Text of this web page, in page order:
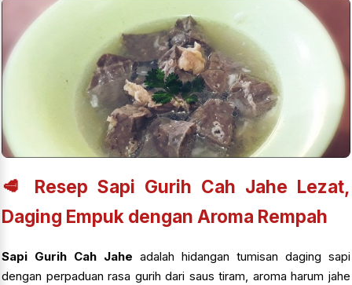
🥩 Resep Sapi Gurih Cah Jahe Lezat,
Daging Empuk dengan Aroma Rempah
Sapi Gurih Cah Jahe adalah hidangan tumisan daging sapi
dengan perpaduan rasa gurih dari saus tiram, aroma harum jahe